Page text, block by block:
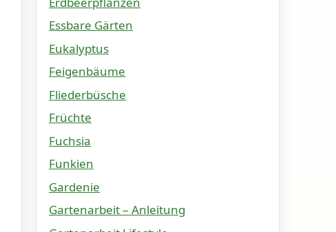
Essbare Gärten
Eukalyptus
Feigenbäume
Fliederbüsche
Früchte
Fuchsia
Funkien
Gardenie
Gartenarbeit – Anleitung